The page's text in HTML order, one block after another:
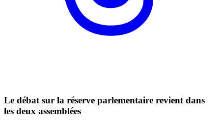
Le débat sur la réserve parlementaire revient dans
les deux assemblées